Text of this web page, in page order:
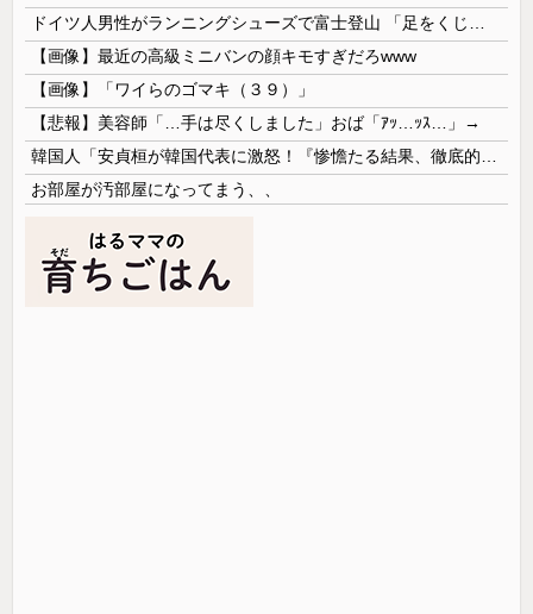
【画像】最近の高級ミニバンの顔キモすぎだろwww
【画像】「ワイらのゴマキ（３９）」
【悲報】美容師「…手は尽くしました」おば「ｱｯ…ｯｽ…」→
お部屋が汚部屋になってまう、、